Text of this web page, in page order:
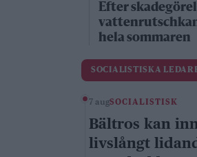
Efter
hela sommaren
SOCIALISTISKA
7 augSOCIALISTISK
Bältros kan
livslångt